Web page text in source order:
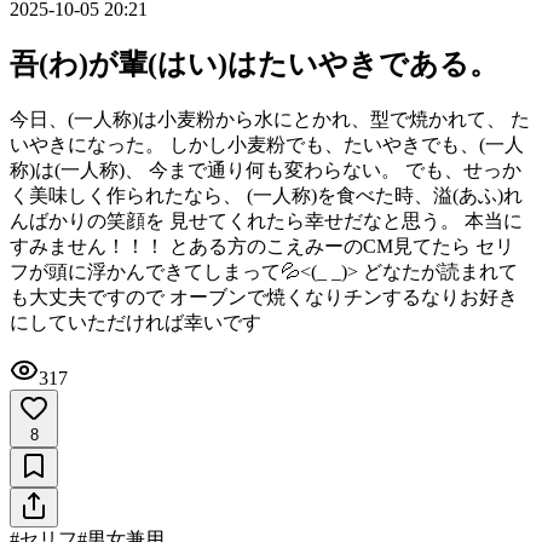
2025-10-05 20:21
吾(わ)が輩(はい)はたいやきである。
今日、(一人称)は小麦粉から水にとかれ、型で焼かれて、 た
いやきになった。 しかし小麦粉でも、たいやきでも、(一人
称)は(一人称)、 今まで通り何も変わらない。 でも、せっか
く美味しく作られたなら、 (一人称)を食べた時、溢(あふ)れ
んばかりの笑顔を 見せてくれたら幸せだなと思う。 本当に
すみません！！！ とある方のこえみーのCM見てたら セリ
フが頭に浮かんできてしまって💦<(_ _)> どなたが読まれて
も大丈夫ですので オーブンで焼くなりチンするなりお好き
にしていただければ幸いです
317
8